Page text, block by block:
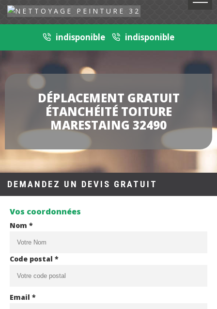
indisponible indisponible
DÉPLACEMENT GRATUIT
ÉTANCHÉITÉ TOITURE
MARESTAING 32490
DEMANDEZ UN DEVIS GRATUIT
Vos coordonnées
Nom *
Code postal *
Email *